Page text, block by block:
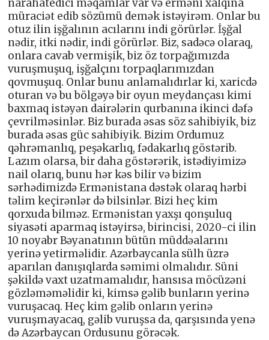
narahatedici məqamlar var və erməni xalqına
müraciət edib sözümü demək istəyirəm. Onlar bu
otuz ilin işğalının acılarını indi görürlər. İşğal
nədir, itki nədir, indi görürlər. Biz, sadəcə olaraq,
onlara cavab vermişik, biz öz torpağımızda
vuruşmuşuq, işğalçını torpaqlarımızdan
qovmuşuq. Onlar bunu anlamalıdırlar ki, xaricdə
oturan və bu bölgəyə bir oyun meydançası kimi
baxmaq istəyən dairələrin qurbanına ikinci dəfə
çevrilməsinlər. Biz burada əsas söz sahibiyik, biz
burada əsas güc sahibiyik. Bizim Ordumuz
qəhrəmanlıq, peşəkarlıq, fədakarlıq göstərib.
Lazım olarsa, bir daha göstərərik, istədiyimizə
nail olarıq, bunu hər kəs bilir və bizim
sərhədimizdə Ermənistana dəstək olaraq hərbi
təlim keçirənlər də bilsinlər. Bizi heç kim
qorxuda bilməz. Ermənistan yaxşı qonşuluq
siyasəti aparmaq istəyirsə, birincisi, 2020-ci ilin
10 noyabr Bəyanatının bütün müddəalarını
yerinə yetirməlidir. Azərbaycanla sülh üzrə
aparılan danışıqlarda səmimi olmalıdır. Süni
şəkildə vaxt uzatmamalıdır, hansısa möcüzəni
gözləməməlidir ki, kimsə gəlib bunların yerinə
vuruşacaq. Heç kim gəlib onların yerinə
vuruşmayacaq, gəlib vuruşsa da, qarşısında yenə
də Azərbaycan Ordusunu görəcək.